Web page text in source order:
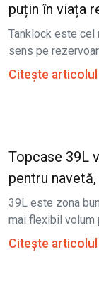
puțin în viața
Tanklock este cel
sens pe
Citește articolul
Topcase 39L
pentru
39L este zona
mai flexibil volum
Citește articolul